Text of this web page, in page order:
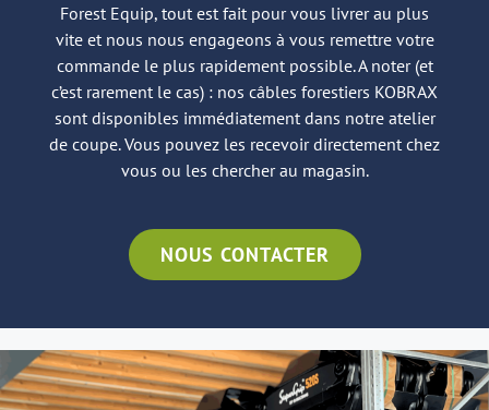
Forest Equip, tout est fait pour vous livrer au plus
vite et nous nous engageons à vous remettre votre
commande le plus rapidement possible. A noter (et
c’est rarement le cas) : nos câbles forestiers KOBRAX
sont disponibles immédiatement dans notre atelier
de coupe. Vous pouvez les recevoir directement chez
vous ou les chercher au magasin.
NOUS CONTACTER